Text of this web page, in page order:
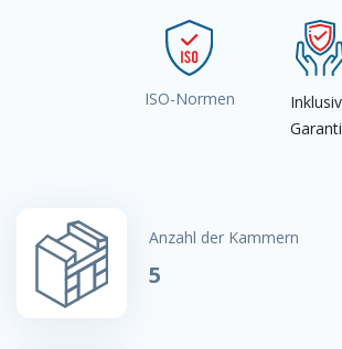
ISO-Normen
Anzahl der Kammern
5